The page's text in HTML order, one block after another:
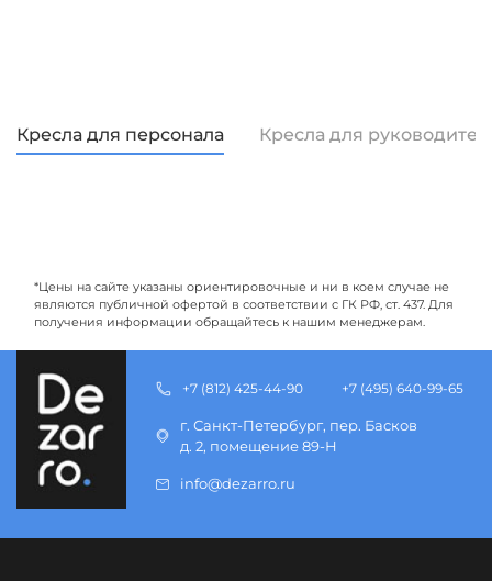
Кресла для персонала Кресла для
*Цены на сайте указаны ориентировочные и ни в коем случае не
являются публичной офертой в соответствии с ГК РФ, ст. 437. Для
получения информации обращайтесь к нашим менеджерам.
+7 (812) 425-44-90 +7 (495) 640-99-65
г. Санкт-Петербург, пер. Басков
д. 2, помещение 89-Н
info@dezarro.ru